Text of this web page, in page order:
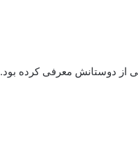
از دوستانش معرفی کرده بود.